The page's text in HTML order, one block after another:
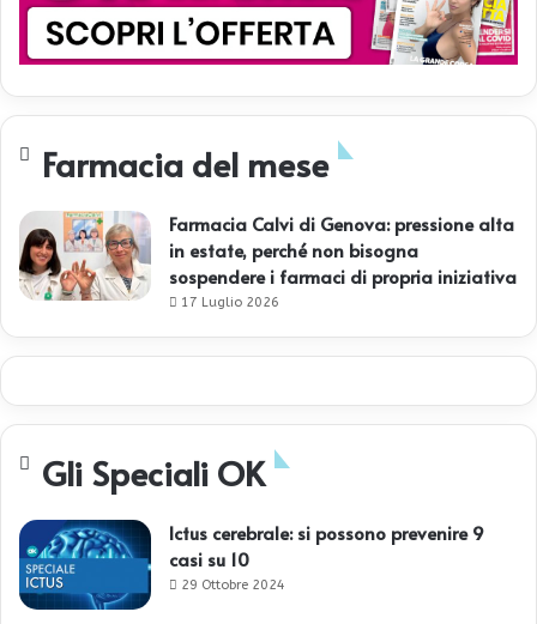
Farmacia del mese
Farmacia Calvi di Genova: pressione alta
in estate, perché non bisogna
sospendere i farmaci di propria iniziativa
17 Luglio 2026
Gli Speciali OK
Ictus cerebrale: si possono prevenire 9
casi su 10
29 Ottobre 2024